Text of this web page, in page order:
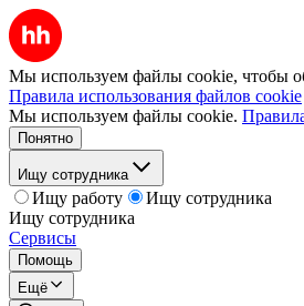
Мы используем файлы cookie, чтобы
Правила использования файлов cookie
Мы используем файлы cookie.
Понятно
Ищу сотрудника
Ищу работу
Ищу сотрудника
Ищу сотрудника
Сервисы
Помощь
Ещё